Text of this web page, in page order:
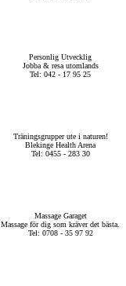
Personlig Utvecklig
Jobba & resa utomlands
Tel: 042 - 17 95 25
Träningsgrupper ute i naturen!
Blekinge Health Arena
Tel: 0455 - 283 30
Massage Garaget
Massage för dig som kräver det bästa.
Tel: 0708 - 35 97 92